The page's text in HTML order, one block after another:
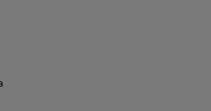
np. Facebook). Korzystanie
że będą one
powinien zmienić